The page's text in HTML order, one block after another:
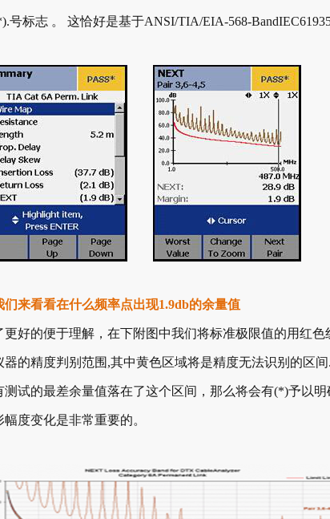
号标志 。 这恰好是基于ANSI/TIA/EIA-568-
们来看看在什么频率点出现1.9db的余量值
更好的便于理解，在下附图中我们将标准极限值的用红
器的精度判别范围,其中黄色区域将是精度无法识别的区
测试的最差余量值落在了这个区间，那么将会有(*)予以
幅度变化是非常重要的。